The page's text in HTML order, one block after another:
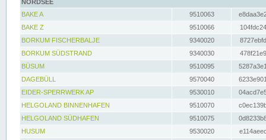
NORDSEE
BAKE A
9510063
BAKE Z
9510066
BORKUM FISCHERBALJE
9340020
BORKUM SÜDSTRAND
9340030
BÜSUM
9510095
DAGEBÜLL
9570040
EIDER-SPERRWERK AP
9530010
HELGOLAND BINNENHAFEN
9510070
HELGOLAND SÜDHAFEN
9510075
HUSUM
9530020